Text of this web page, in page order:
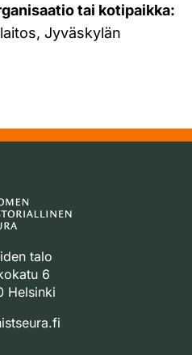
tai kotipaikka:
Jyväskylän
talo
6
Helsinki